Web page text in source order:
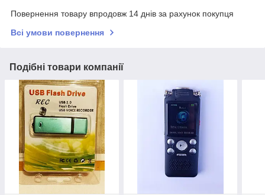
Повернення товару впродовж 14 днів за рахунок покупця
Всі умови повернення
Подібні товари компанії